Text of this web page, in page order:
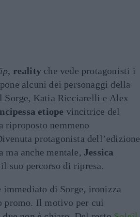
, reality che vede protagonisti i
alcuni dei personaggi della
Sorge, Katia Ricciarelli e Alex
etiope vincitrice del
riproposto nemmeno
protagonista dell’edizione
ma anche mentale, Jessica
suo percorso di ripresa.
immediato di Sorge, ironizza
promo. Il motivo per cui